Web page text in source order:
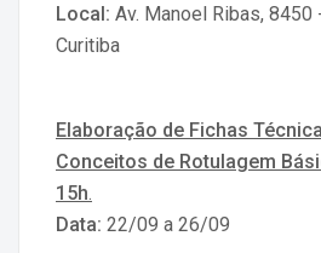
Local: Av. Manoel Ribas, 8450
Curitiba
Elaboração de Fichas
Conceitos de Rotulagem
15h.
Data: 22/09 a 26/09